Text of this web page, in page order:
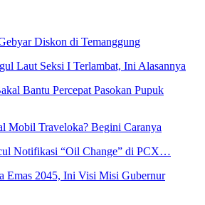
Diskon di Temanggung
Laut Seksi I Terlambat, Ini Alasannya
Bantu Percepat Pasokan Pupuk
Mobil Traveloka? Begini Caranya
Notifikasi “Oil Change” di PCX…
Emas 2045, Ini Visi Misi Gubernur